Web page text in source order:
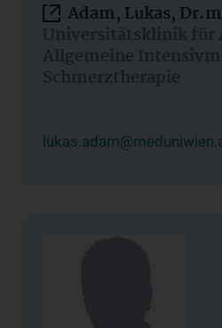
Adam, Lukas,
Universitätsklinik für
Allgemeine
Schmerztherapie